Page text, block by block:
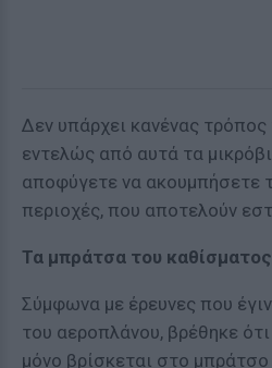
Δεν υπάρχει κανένας τρόπος
εντελώς από αυτά τα
αποφύγετε να ακουμπήσετε
περιοχές, που αποτελούν
Τα μπράτσα του καθίσματος
Σύμφωνα με έρευνες που
του αεροπλάνου, βρέθηκε
μόνο βρίσκεται στο